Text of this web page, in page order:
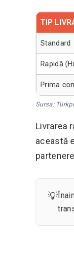
TIP
Standard
Rapidă
Prima
Sursa:
Livrarea
această
💡